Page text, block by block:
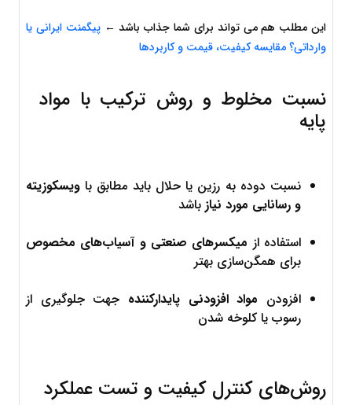
این مطلب هم می تواند برای شما جذاب باشد ←
وارداتی؟ مقایسه کیفیت، قیمت و کاربردها
پایه
نسبت دوده به رزین یا حلال باید مطابق با
و رسانایی مورد نیاز باشد
استفاده از میکسرهای صنعتی و آسیاب‌های مخصوص
برای همگن‌سازی بهتر
افزودن مواد افزودنی پایدارکننده
رسوب یا کلوخه شدن
روش‌های کنترل کیفیت و تست عملکرد